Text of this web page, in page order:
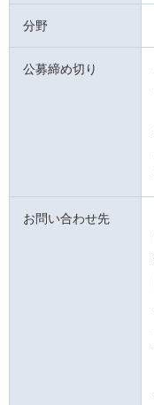
分野
公募締め切り
お問い合わせ先